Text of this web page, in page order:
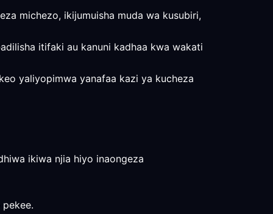
michezo, ikijumuisha muda wa kusubiri,
itifaki au kanuni kadhaa kwa wakati
yaliyopimwa yanafaa kazi ya kucheza
ikiwa njia hiyo inaongeza